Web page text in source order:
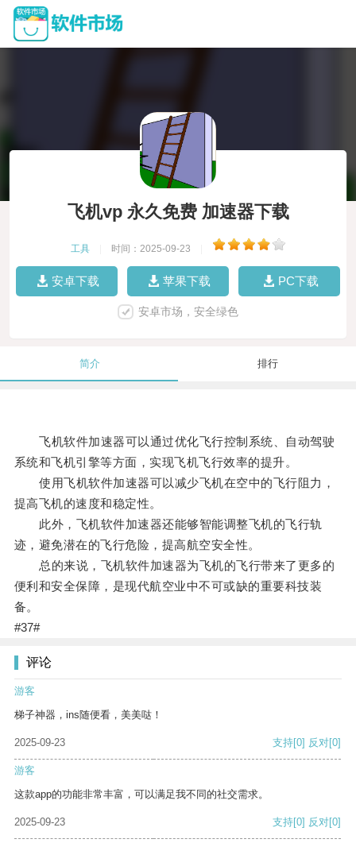
飞机vp 永久免费 加速器下载
工具 时间：2025-09-23
安卓下载 苹果下载 PC下载
安卓市场，安全绿色
简介 排行
飞机软件加速器可以通过优化飞行控制系统、自动驾驶
系统和飞机引擎等方面，实现飞机飞行效率的提升。
使用飞机软件加速器可以减少飞机在空中的飞行阻力，
提高飞机的速度和稳定性。
此外，飞机软件加速器还能够智能调整飞机的飞行轨
迹，避免潜在的飞行危险，提高航空安全性。
总的来说，飞机软件加速器为飞机的飞行带来了更多的
便利和安全保障，是现代航空业中不可或缺的重要科技装
备。
#37#
评论
游客
梯子神器，ins随便看，美美哒！
2025-09-23 支持[0] 反对[0]
游客
这款app的功能非常丰富，可以满足我不同的社交需求。
2025-09-23 支持[0] 反对[0]